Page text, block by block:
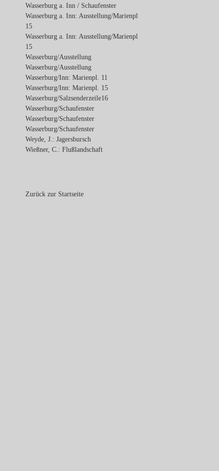
Wasserburg a. Inn / Schaufenster
Wasserburg a. Inn: Ausstellung/Marienpl
15
Wasserburg a. Inn: Ausstellung/Marienpl
15
Wasserburg/Ausstellung
Wasserburg/Ausstellung
Wasserburg/Inn: Marienpl. 11
Wasserburg/Inn: Marienpl. 15
Wasserburg/Salzsenderzeile16
Wasserburg/Schaufenster
Wasserburg/Schaufenster
Wasserburg/Schaufenster
Weyde, J.: Jagersbursch
Wießner, C.: Flußlandschaft
Zurück zur Startseite